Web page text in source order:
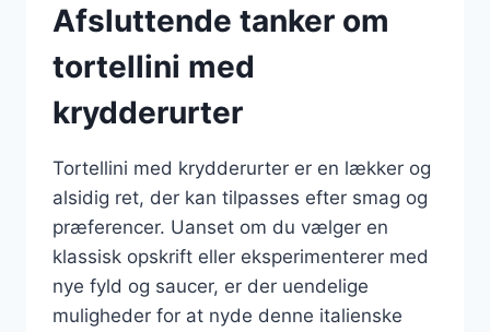
Afsluttende tanker om
tortellini med
krydderurter
Tortellini med krydderurter er en lækker og
alsidig ret, der kan tilpasses efter smag og
præferencer. Uanset om du vælger en
klassisk opskrift eller eksperimenterer med
nye fyld og saucer, er der uendelige
muligheder for at nyde denne italienske